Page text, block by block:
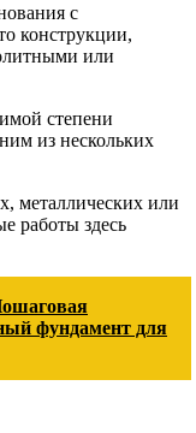
с
конструкции,
или
степени
из нескольких
металлических или
работы здесь
фундамент для